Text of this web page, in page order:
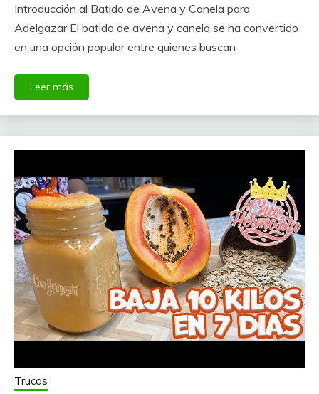
Introducción al Batido de Avena y Canela para
Adelgazar El batido de avena y canela se ha convertido
en una opción popular entre quienes buscan
Leer más
Trucos